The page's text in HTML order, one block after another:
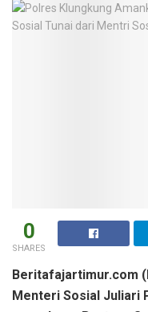
0
SHARES
Beritafajartimur.com
Menteri Sosial Juliari